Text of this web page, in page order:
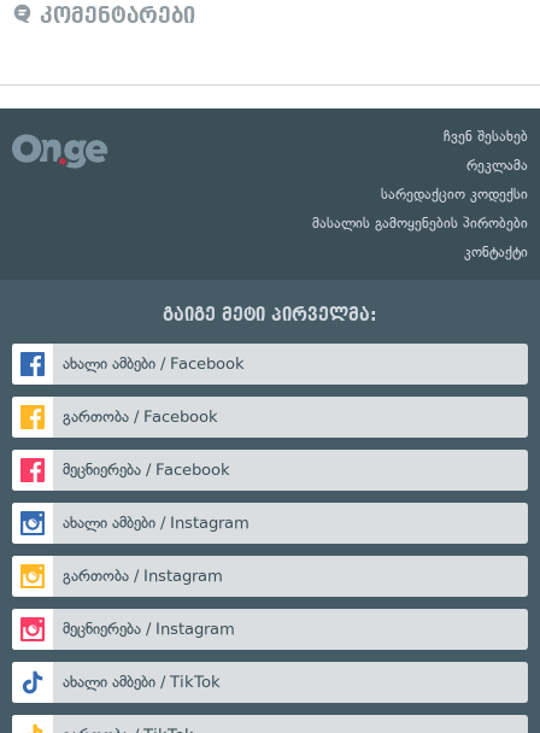
კომენტარები
ჩვენ შესახებ
რეკლამა
სარედაქციო კოდექსი
მასალის გამოყენების პირობები
კონტაქტი
გაიგე მეტი პირველმა:
ახალი ამბები / Facebook
გართობა / Facebook
მეცნიერება / Facebook
ახალი ამბები / Instagram
გართობა / Instagram
მეცნიერება / Instagram
ახალი ამბები / TikTok